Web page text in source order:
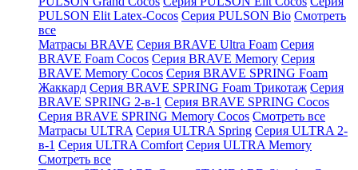
PULSON Elit Latex-Cocos Серия PULSON Bio Смотреть
все
Матрасы BRAVE Серия BRAVE Ultra Foam Серия
BRAVE Foam Cocos Серия BRAVE Memory Серия
BRAVE Memory Cocos Серия BRAVE SPRING Foam
Жаккард Серия BRAVE SPRING Foam Трикотаж Серия
BRAVE SPRING 2-в-1 Серия BRAVE SPRING Cocos
Серия BRAVE SPRING Memory Cocos Смотреть все
Матрасы ULTRA Серия ULTRA Spring Серия ULTRA 2-
в-1 Серия ULTRA Comfort Серия ULTRA Memory
Смотреть все